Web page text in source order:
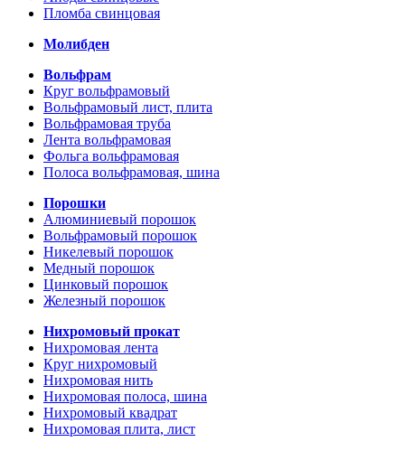
Пломба свинцовая
Молибден
Вольфрам
Круг вольфрамовый
Вольфрамовый лист, плита
Вольфрамовая труба
Лента вольфрамовая
Фольга вольфрамовая
Полоса вольфрамовая, шина
Порошки
Алюминиевый порошок
Вольфрамовый порошок
Никелевый порошок
Медный порошок
Цинковый порошок
Железный порошок
Нихромовый прокат
Нихромовая лента
Круг нихромовый
Нихромовая нить
Нихромовая полоса, шина
Нихромовый квадрат
Нихромовая плита, лист